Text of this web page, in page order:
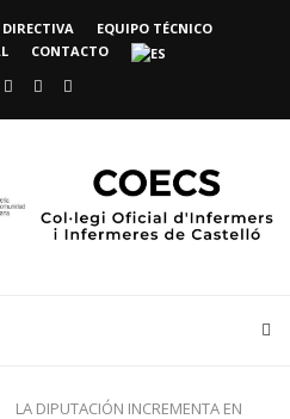
EQUIPO TÉCNICO
CONTACTO
LA DIPUTACIÓN INCREMENTA EN